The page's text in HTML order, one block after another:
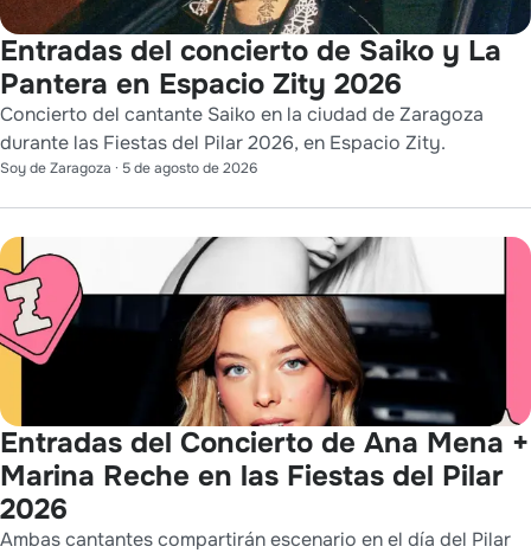
Entradas del concierto de Saiko y La
Pantera en Espacio Zity 2026
Concierto del cantante Saiko en la ciudad de Zaragoza
durante las Fiestas del Pilar 2026, en Espacio Zity.
Soy de Zaragoza · 5 de agosto de 2026
Entradas del Concierto de Ana Mena +
Marina Reche en las Fiestas del Pilar
2026
Ambas cantantes compartirán escenario en el día del Pilar